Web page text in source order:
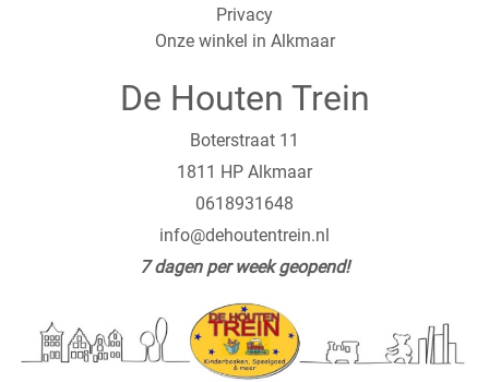
Privacy
Onze winkel in Alkmaar
De Houten Trein
Boterstraat 11
1811 HP Alkmaar
0618931648
info@dehoutentrein.nl
7 dagen per week geopend!